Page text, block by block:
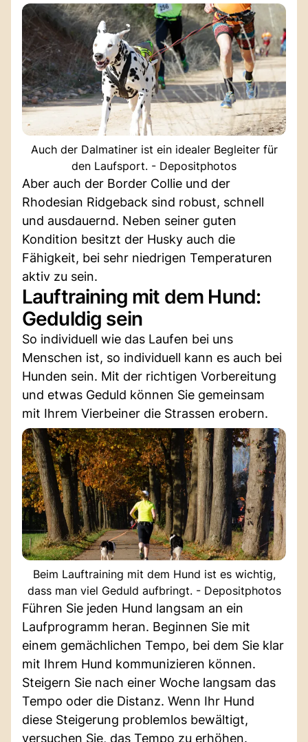
Auch der Dalmatiner ist ein idealer Begleiter für
den Laufsport. - Depositphotos
Aber auch der Border Collie und der
Rhodesian Ridgeback sind robust, schnell
und ausdauernd. Neben seiner guten
Kondition besitzt der Husky auch die
Fähigkeit, bei sehr niedrigen Temperaturen
aktiv zu sein.
Lauftraining mit dem Hund:
Geduldig sein
So individuell wie das Laufen bei uns
Menschen ist, so individuell kann es auch bei
Hunden sein. Mit der richtigen Vorbereitung
und etwas Geduld können Sie gemeinsam
mit Ihrem Vierbeiner die Strassen erobern.
Beim Lauftraining mit dem Hund ist es wichtig,
dass man viel Geduld aufbringt. - Depositphotos
Führen Sie jeden Hund langsam an ein
Laufprogramm heran. Beginnen Sie mit
einem gemächlichen Tempo, bei dem Sie klar
mit Ihrem Hund kommunizieren können.
Steigern Sie nach einer Woche langsam das
Tempo oder die Distanz. Wenn Ihr Hund
diese Steigerung problemlos bewältigt,
versuchen Sie, das Tempo zu erhöhen.